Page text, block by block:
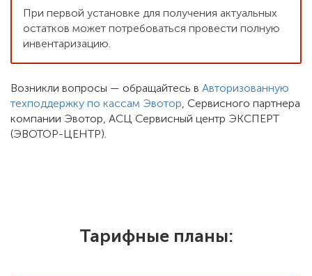
При первой установке для получения актуальных
остатков может потребоваться провести полную
инвентаризацию.
Возникли вопросы — обращайтесь в Авторизованную
техподдержку по кассам Эвотор, Сервисного партнера
компании Эвотор, АСЦ Сервисный центр ЭКСПЕРТ
(ЭВОТОР-ЦЕНТР).
Тарифные планы: